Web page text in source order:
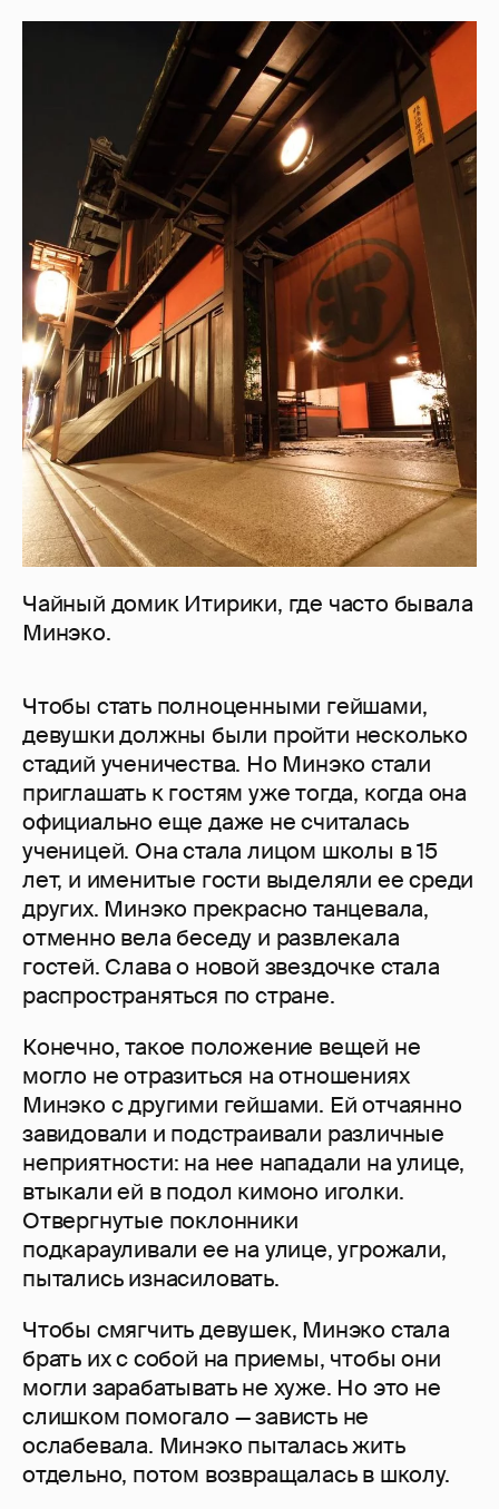
Чайный домик Итирики, где часто бывала
Минэко.
Чтобы стать полноценными гейшами,
девушки должны были пройти несколько
стадий ученичества. Но Минэко стали
приглашать к гостям уже тогда, когда она
официально еще даже не считалась
ученицей. Она стала лицом школы в 15
лет, и именитые гости выделяли ее среди
других. Минэко прекрасно танцевала,
отменно вела беседу и развлекала
гостей. Слава о новой звездочке стала
распространяться по стране.
Конечно, такое положение вещей не
могло не отразиться на отношениях
Минэко с другими гейшами. Ей отчаянно
завидовали и подстраивали различные
неприятности: на нее нападали на улице,
втыкали ей в подол кимоно иголки.
Отвергнутые поклонники
подкарауливали ее на улице, угрожали,
пытались изнасиловать.
Чтобы смягчить девушек, Минэко стала
брать их с собой на приемы, чтобы они
могли зарабатывать не хуже. Но это не
слишком помогало — зависть не
ослабевала. Минэко пыталась жить
отдельно, потом возвращалась в школу.